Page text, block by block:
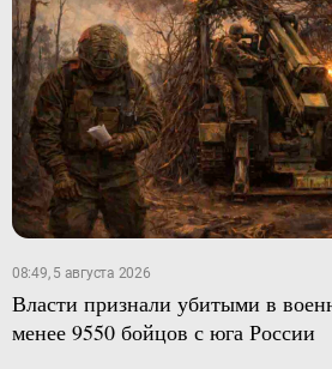
08:49, 5 августа 2026
Власти признали убитыми в
менее 9550 бойцов с юга России